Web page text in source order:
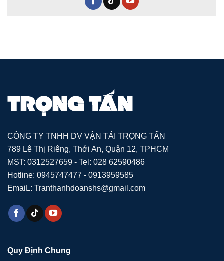
CÔNG TY TNHH DV VẬN TẢI TRỌNG TẤN
789 Lê Thị Riêng, Thới An, Quận 12, TPHCM
MST: 0312527659 - Tel: 028 62590486
Hotline: 0945747477 - 0913959585
EmaiL: Tranthanhdoanshs@gmail.com
Quy Định Chung